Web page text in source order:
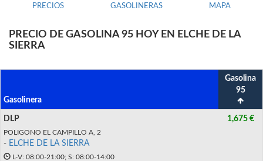
PRECIOS GASOLINERAS MAPA
PRECIO DE GASOLINA 95 HOY EN ELCHE DE LA
SIERRA
Gasolinera
Gasolina
95
DLP
POLIGONO EL CAMPILLO A, 2
- ELCHE DE LA SIERRA
L-V: 08:00-21:00; S: 08:00-14:00
1,675 €